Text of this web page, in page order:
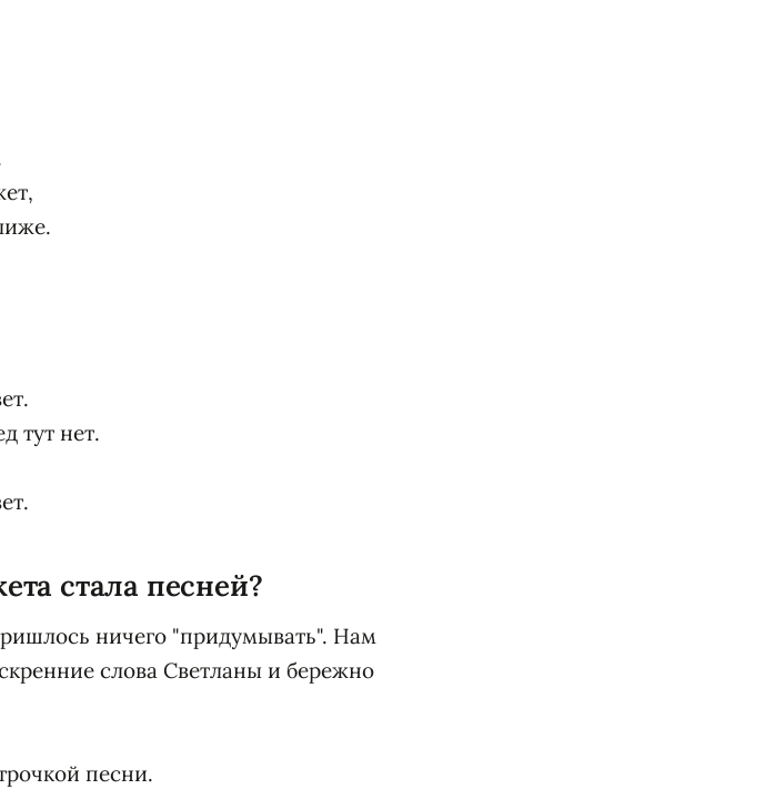
тут нет.
стала песней?
ничего "придумывать". Нам
слова Светланы и бережно
песни.